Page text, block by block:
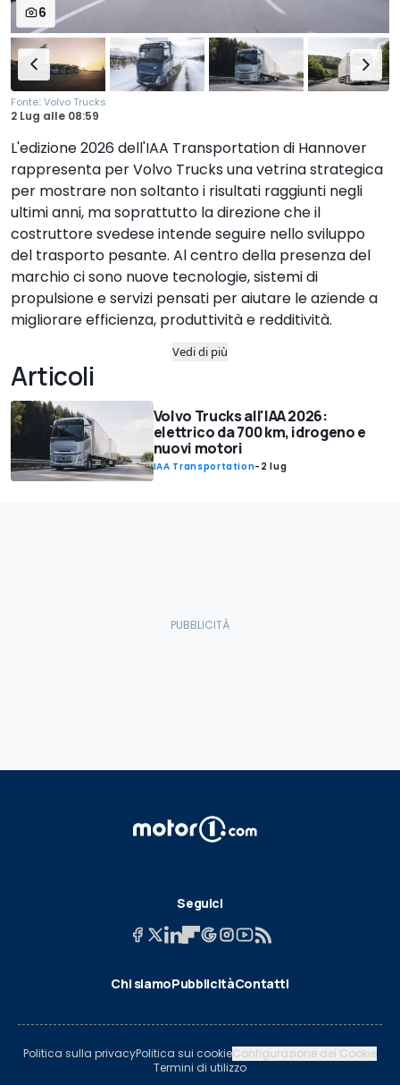
6
Fonte:Volvo Trucks
2 Lug alle 08:59
L'edizione 2026 dell'IAA Transportation di Hannover
rappresenta per Volvo Trucks una vetrina strategica
per mostrare non soltanto i risultati raggiunti negli
ultimi anni, ma soprattutto la direzione che il
costruttore svedese intende seguire nello sviluppo
del trasporto pesante. Al centro della presenza del
marchio ci sono nuove tecnologie, sistemi di
propulsione e servizi pensati per aiutare le aziende a
migliorare efficienza, produttività e redditività.
Vedi di più
Articoli
Volvo Trucks all'IAA 2026:
elettrico da 700 km, idrogeno e
nuovi motori
IAA Transportation- 2 lug
Seguici
Chi siamoPubblicitàContatti
Politica sulla privacyPolitica sui cookieConfigurazione dei Cookie
Termini di utilizzo